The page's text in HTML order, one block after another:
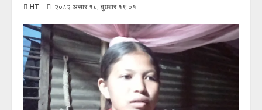
HT २०८२ असार १८, बुधबार १९:०१